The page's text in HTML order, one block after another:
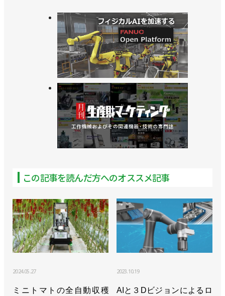
この記事を読んだ方へのオススメ記事
2024.05.27
ミニトマトの全自動収穫
2023.10.19
AIと３Dビジョンによるロ